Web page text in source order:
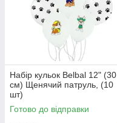
Набір кульок Belbal 12" (30
см) Щенячий патруль, (10
шт)
Готово до відправки